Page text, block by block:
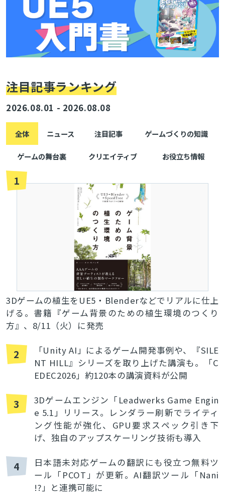
注目記事ランキング
2026.08.01 - 2026.08.08
全体 ニュース 注目記事 ゲームづくりの知識
ゲームの舞台裏 クリエイティブ お役立ち情報
1
3Dゲームの植生をUE5・Blenderなどでリアルに仕上
げる。書籍『ゲーム背景のための植生環境のつくり
方』、8/11（火）に発売
2
「Unity AI」によるゲーム開発事例や、『SILE
NT HILL』シリーズを取り上げた講演も。「C
EDEC2026」約120本の講演資料が公開
3
3Dゲームエンジン「Leadwerks Game Engin
e 5.1」リリース。レンダラー刷新でライティ
ング性能が強化、GPU要求スペック引き下
げ、独自のアップスケーリング技術も導入
4
日本語未対応ゲームの翻訳にも役立つ無料ツ
ール「PCOT」が更新。AI翻訳ツール「Nani
!?」と連携可能に
検索